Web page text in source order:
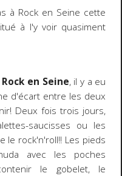
à Rock en Seine cette
à l'y voir quasiment
Rock en Seine, il y a eu
d'écart entre les deux
Deux fois trois jours,
saucisses ou les
le rock'n'roll!! Les pieds
avec les poches
le gobelet, le